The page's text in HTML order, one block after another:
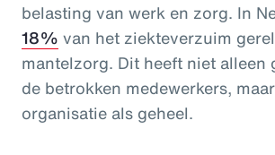
belasting van werk en zorg. In
18% van het ziekteverzuim
mantelzorg. Dit heeft niet alleen
de betrokken medewerkers,
organisatie als geheel.